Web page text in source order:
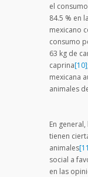
el
84.5 % en
mexicano
consumo
63 kg de
caprina[10]
mexicana
animales
En
tienen
animales
social a
en las